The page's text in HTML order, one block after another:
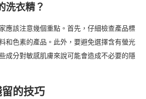
洗衣精？
應該注意幾個重點。首先，仔細檢查產品標
和色素的產品。此外，要避免選擇含有螢光
成分對敏感肌膚來說可能會造成不必要的隱
的技巧